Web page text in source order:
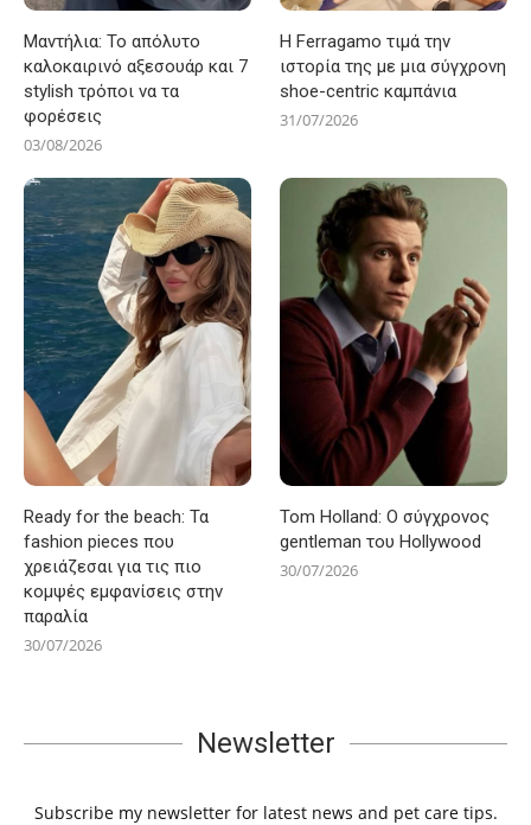
Μαντήλια: Το απόλυτο
καλοκαιρινό αξεσουάρ και 7
stylish τρόποι να τα
φορέσεις
03/08/2026
Η Ferragamo τιμά την
ιστορία της με μια σύγχρονη
shoe-centric καμπάνια
31/07/2026
Ready for the beach: Τα
fashion pieces που
χρειάζεσαι για τις πιο
κομψές εμφανίσεις στην
παραλία
30/07/2026
Tom Holland: Ο σύγχρονος
gentleman του Hollywood
30/07/2026
Newsletter
Subscribe my newsletter for latest news and pet care tips.